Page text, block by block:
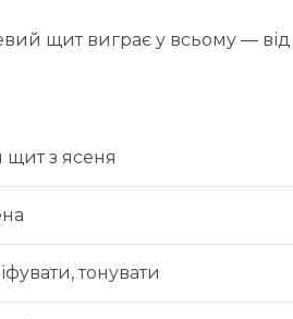
щит виграє у всьому —
з ясеня
тонувати